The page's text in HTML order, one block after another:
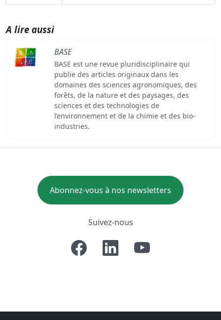
A lire aussi
BASE
BASE est une revue pluridisciplinaire qui
publie des articles originaux dans les
domaines des sciences agronomiques, des
forêts, de la nature et des paysages, des
sciences et des technologies de
l’environnement et de la chimie et des bio-
industries.
Abonnez-vous à nos newsletters
Suivez-nous